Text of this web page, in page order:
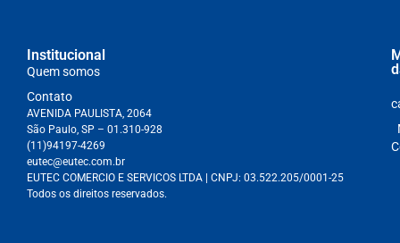
Institucional
Quem somos
Contato
AVENIDA PAULISTA, 2064
São Paulo, SP – 01.310-928
(11)94197-4269
eutec@eutec.com.br
EUTEC COMERCIO E SERVICOS LTDA | CNPJ: 03.522.205/0001-25
Todos os direitos reservados.